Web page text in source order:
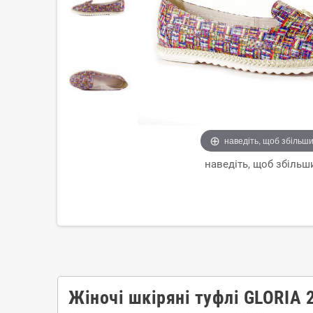
наведіть, щоб
наведіть, щоб
Жіночі шкіряні туфлі